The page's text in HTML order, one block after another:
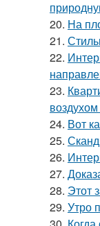
20. На
21.
22.
23.
24. Вот
25.
26.
27.
28. Этот
29. Утро